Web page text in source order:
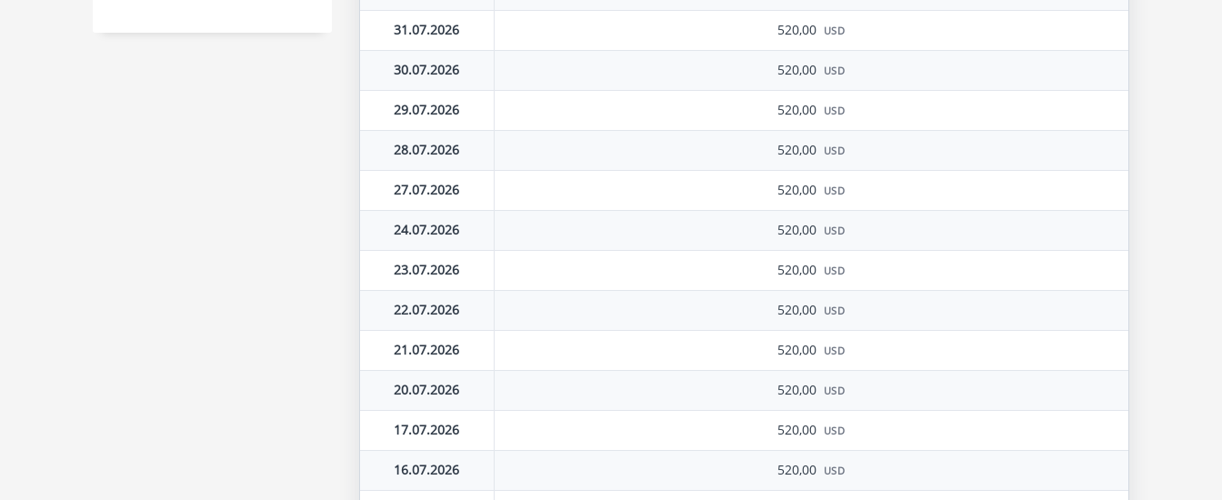
31.07.2026 520,00 USD
30.07.2026 520,00 USD
29.07.2026 520,00 USD
28.07.2026 520,00 USD
27.07.2026 520,00 USD
24.07.2026 520,00 USD
23.07.2026 520,00 USD
22.07.2026 520,00 USD
21.07.2026 520,00 USD
20.07.2026 520,00 USD
17.07.2026 520,00 USD
16.07.2026 520,00 USD